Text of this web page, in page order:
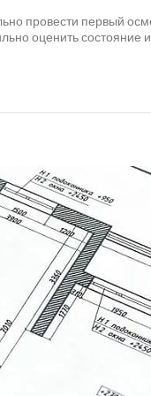
провести первый
оценить состояние